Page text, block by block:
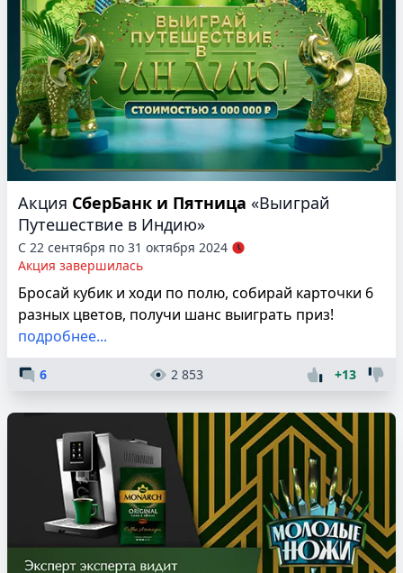
Акция СберБанк и Пятница «Выиграй
Путешествие в Индию»
С 22 сентября по 31 октября 2024
Акция завершилась
Бросай кубик и ходи по полю, собирай карточки 6
разных цветов, получи шанс выиграть приз!
подробнее...
6 2 853 +13